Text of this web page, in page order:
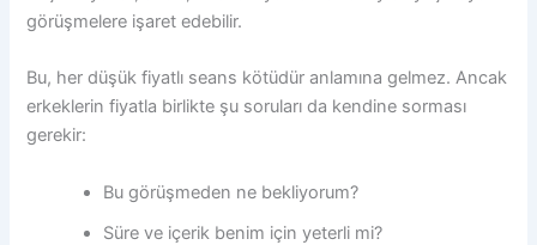
görüşmelere işaret edebilir.
Bu, her düşük fiyatlı seans kötüdür anlamına gelmez. Ancak
erkeklerin fiyatla birlikte şu soruları da kendine sorması
gerekir:
Bu görüşmeden ne bekliyorum?
Süre ve içerik benim için yeterli mi?